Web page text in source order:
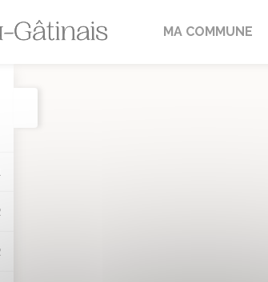
Fréville-du-Gâtinais
MA COMMUNE